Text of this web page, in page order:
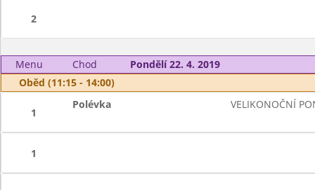
2
Menu Chod
Pondělí 22. 4. 2019
Oběd (11:15 - 14:00)
1
Polévka VELIKONOČNÍ
1